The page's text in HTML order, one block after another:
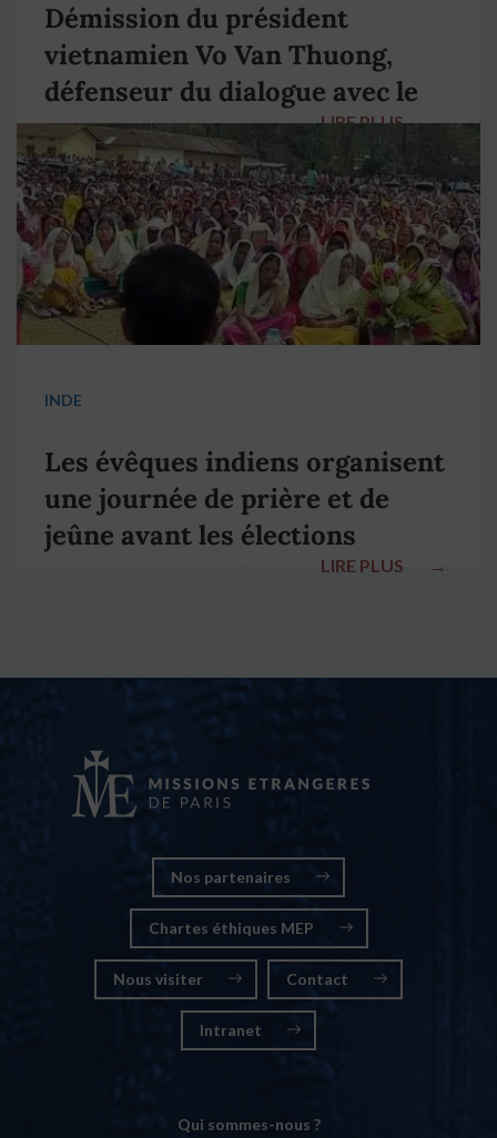
Démission du président
vietnamien Vo Van Thuong,
défenseur du dialogue avec le
pape François
LIRE PLUS →
INDE
Les évêques indiens organisent
une journée de prière et de
jeûne avant les élections
LIRE PLUS →
Nos partenaires
Chartes éthiques MEP
Nous visiter Contact
Intranet
Qui sommes-nous ?